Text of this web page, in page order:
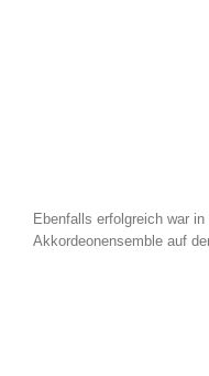
Ebenfalls erfolgreich war
Akkordeonensemble auf